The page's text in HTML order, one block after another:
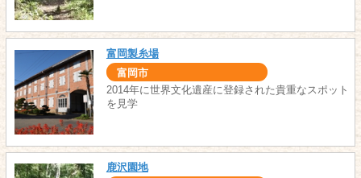
富岡製糸場
富岡市
2014年に世界文化遺産に登録された貴重なスポット
を見学
鹿沢園地